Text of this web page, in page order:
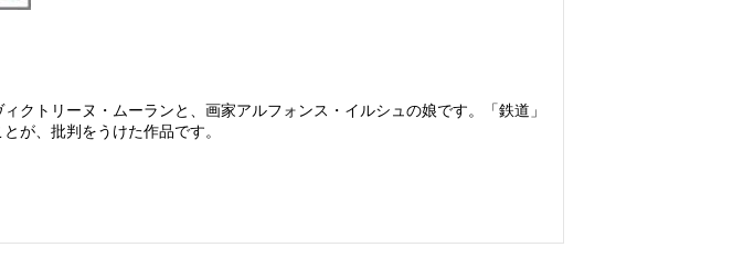
トリーヌ・ムーランと、画家アルフォンス・イルシュの娘です。「鉄道」
が、批判をうけた作品です。